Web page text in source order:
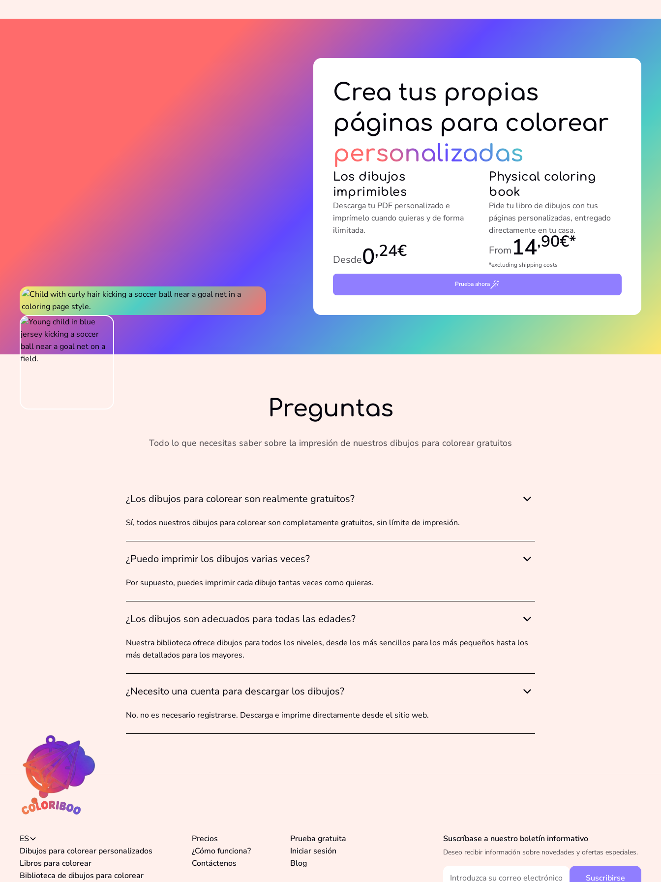
Crea tus propias
páginas para colorear
personalizadas
Los dibujos
imprimibles
Descarga tu PDF personalizado e
imprímelo cuando quieras y de forma
ilimitada.
Desde0,24€
Physical coloring
book
Pide tu libro de dibujos con tus
páginas personalizadas, entregado
directamente en tu casa.
From 14,90€*
*excluding shipping costs
Prueba ahora
Preguntas
Todo lo que necesitas saber sobre la impresión de nuestros dibujos para colorear gratuitos
¿Los dibujos para colorear son realmente gratuitos?
Sí, todos nuestros dibujos para colorear son completamente gratuitos, sin límite de impresión.
¿Puedo imprimir los dibujos varias veces?
Por supuesto, puedes imprimir cada dibujo tantas veces como quieras.
¿Los dibujos son adecuados para todas las edades?
Nuestra biblioteca ofrece dibujos para todos los niveles, desde los más sencillos para los más pequeños hasta los
más detallados para los mayores.
¿Necesito una cuenta para descargar los dibujos?
No, no es necesario registrarse. Descarga e imprime directamente desde el sitio web.
ES
Dibujos para colorear personalizados
Libros para colorear
Biblioteca de dibujos para colorear
Precios
¿Cómo funciona?
Contáctenos
Prueba gratuita
Iniciar sesión
Blog
Suscríbase a nuestro boletín informativo
Deseo recibir información sobre novedades y ofertas especiales.